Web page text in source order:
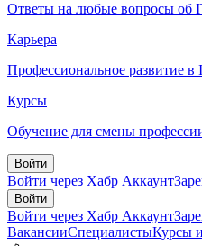
Ответы на любые вопросы об
Карьера
Профессиональное развитие в
Курсы
Обучение для смены
Войти
Войти через Хабр Аккаунт
Войти
Войти через Хабр Аккаунт
ВакансииСпециалистыКурсы